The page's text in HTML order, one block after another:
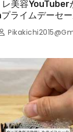
美容YouTuber
ライムデーセ